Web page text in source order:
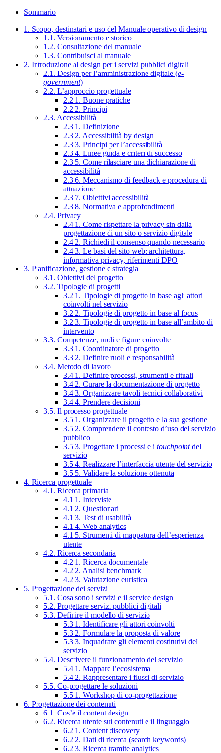
Sommario
1. Scopo, destinatari e uso del Manuale operativo di design
1.1. Versionamento e storico
1.2. Consultazione del manuale
1.3. Contribuisci al manuale
2. Introduzione al design per i servizi pubblici digitali
2.1. Design per l’amministrazione digitale (e-
government)
2.2. L’approccio progettuale
2.2.1. Buone pratiche
2.2.2. Principi
2.3. Accessibilità
2.3.1. Definizione
2.3.2. Accessibilità by design
2.3.3. Principi per l’accessibilità
2.3.4. Linee guida e criteri di successo
2.3.5. Come rilasciare una dichiarazione di
accessibilità
2.3.6. Meccanismo di feedback e procedura di
attuazione
2.3.7. Obiettivi accessibilità
2.3.8. Normativa e approfondimenti
2.4. Privacy
2.4.1. Come rispettare la privacy sin dalla
progettazione di un sito o servizio digitale
2.4.2. Richiedi il consenso quando necessario
2.4.3. Le basi del sito web: architettura,
informativa privacy, riferimenti DPO
3. Pianificazione, gestione e strategia
3.1. Obiettivi del progetto
3.2. Tipologie di progetti
3.2.1. Tipologie di progetto in base agli attori
coinvolti nel servizio
3.2.2. Tipologie di progetto in base al focus
3.2.3. Tipologie di progetto in base all’ambito di
intervento
3.3. Competenze, ruoli e figure coinvolte
3.3.1. Coordinatore di progetto
3.3.2. Definire ruoli e responsabilità
3.4. Metodo di lavoro
3.4.1. Definire processi, strumenti e rituali
3.4.2. Curare la documentazione di progetto
3.4.3. Organizzare tavoli tecnici collaborativi
3.4.4. Prendere decisioni
3.5. Il processo progettuale
3.5.1. Organizzare il progetto e la sua gestione
3.5.2. Comprendere il contesto d’uso del servizio
pubblico
3.5.3. Progettare i processi e i touchpointdel
servizio
3.5.4. Realizzare l’interfaccia utente del servizio
3.5.5. Validare la soluzione ottenuta
4. Ricerca progettuale
4.1. Ricerca primaria
4.1.1. Interviste
4.1.2. Questionari
4.1.3. Test di usabilità
4.1.4. Web analytics
4.1.5. Strumenti di mappatura dell’esperienza
utente
4.2. Ricerca secondaria
4.2.1. Ricerca documentale
4.2.2. Analisi benchmark
4.2.3. Valutazione euristica
5. Progettazione dei servizi
5.1. Cosa sono i servizi e il service design
5.2. Progettare servizi pubblici digitali
5.3. Definire il modello di servizio
5.3.1. Identificare gli attori coinvolti
5.3.2. Formulare la proposta di valore
5.3.3. Inquadrare gli elementi costitutivi del
servizio
5.4. Descrivere il funzionamento del servizio
5.4.1. Mappare l’ecosistema
5.4.2. Rappresentare i flussi di servizio
5.5. Co-progettare le soluzioni
5.5.1. Workshop di co-progettazione
6. Progettazione dei contenuti
6.1. Cos’è il content design
6.2. Ricerca utente sui contenuti e il linguaggio
6.2.1. Content discovery
6.2.2. Dati di ricerca (search keywords)
6.2.3. Ricerca tramite analytics